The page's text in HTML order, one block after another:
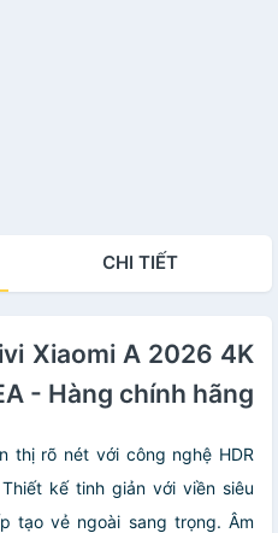
CHI TIẾT
Xiaomi A 2026 4K
- Hàng chính hãng
thị rõ nét với công nghệ HDR
kế tinh giản với viền siêu
tạo vẻ ngoài sang trọng. Âm